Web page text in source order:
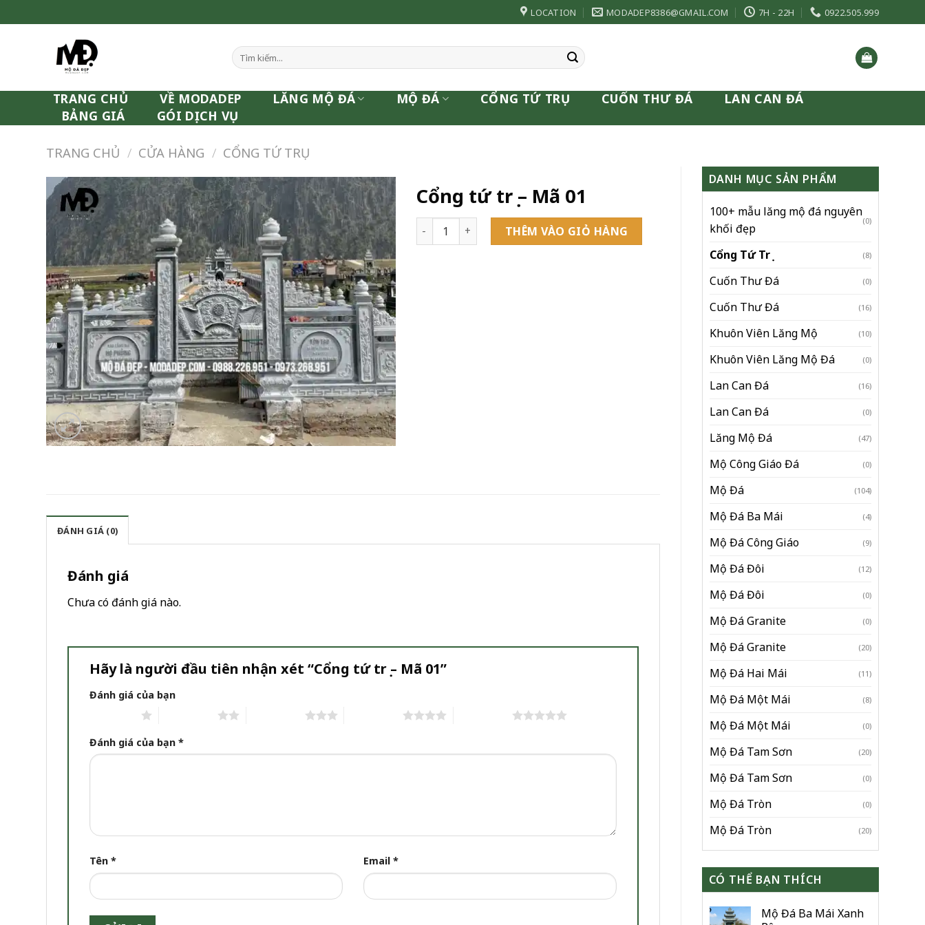
to
LOCATION MODADEP8386@GMAIL.COM 7H - 22H 0922.505.999
Tìm
kiếm:
TRANG CHỦ VỀ MODADEP LĂNG MỘ ĐÁ MỘ ĐÁ CỔNG TỨ TRỤ CUỐN THƯ ĐÁ
LAN CAN ĐÁ
BẢNG GIÁ
GÓI DỊCH VỤ
TRANG CHỦ / CỬA HÀNG / CỔNG TỨ TRỤ
DANH MỤC SẢN PHẨM
100+ mẫu lăng mộ đá nguyên
khối đẹp
(0)
Cổng Tứ Trụ (8)
Cuốn Thư Đá (0)
Cuốn Thư Đá (16)
Khuôn Viên Lăng Mộ (10)
Khuôn Viên Lăng Mộ Đá (0)
Lan Can Đá (16)
Lan Can Đá (0)
Lăng Mộ Đá (47)
Mộ Công Giáo Đá (0)
Mộ Đá (104)
Mộ Đá Ba Mái (4)
Mộ Đá Công Giáo (9)
Mộ Đá Đôi (12)
Mộ Đá Đôi (0)
Mộ Đá Granite (0)
Mộ Đá Granite (20)
Mộ Đá Hai Mái (11)
Mộ Đá Một Mái (8)
Mộ Đá Một Mái (0)
Mộ Đá Tam Sơn (20)
Mộ Đá Tam Sơn (0)
Mộ Đá Tròn (0)
Mộ Đá Tròn (20)
CÓ THỂ BẠN THÍCH
Mộ Đá Ba Mái Xanh
Cổng tứ trụ – Mã 01
Cổng tứ trụ - Mã 01 số lượngTHÊM VÀO GIỎ HÀNG
ĐÁNH GIÁ (0)
Đánh giá
Chưa có đánh giá nào.
Hãy là người đầu tiên nhận xét “Cổng tứ trụ – Mã 01”
Đánh giá của bạn
Đánh giá của bạn *
Tên * Email *